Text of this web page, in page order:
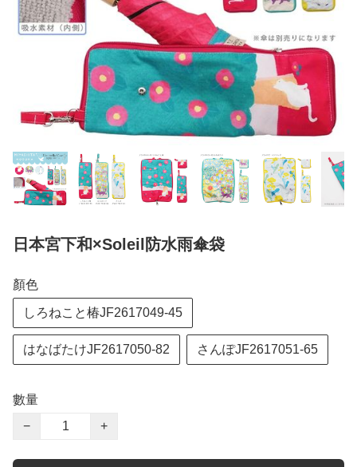
日本宮下和×Soleil防水雨傘袋
顏色
しろねこと椿JF2617049-45
はなばたけJF2617050-82 さんぽJF2617051-65
數量
−
+